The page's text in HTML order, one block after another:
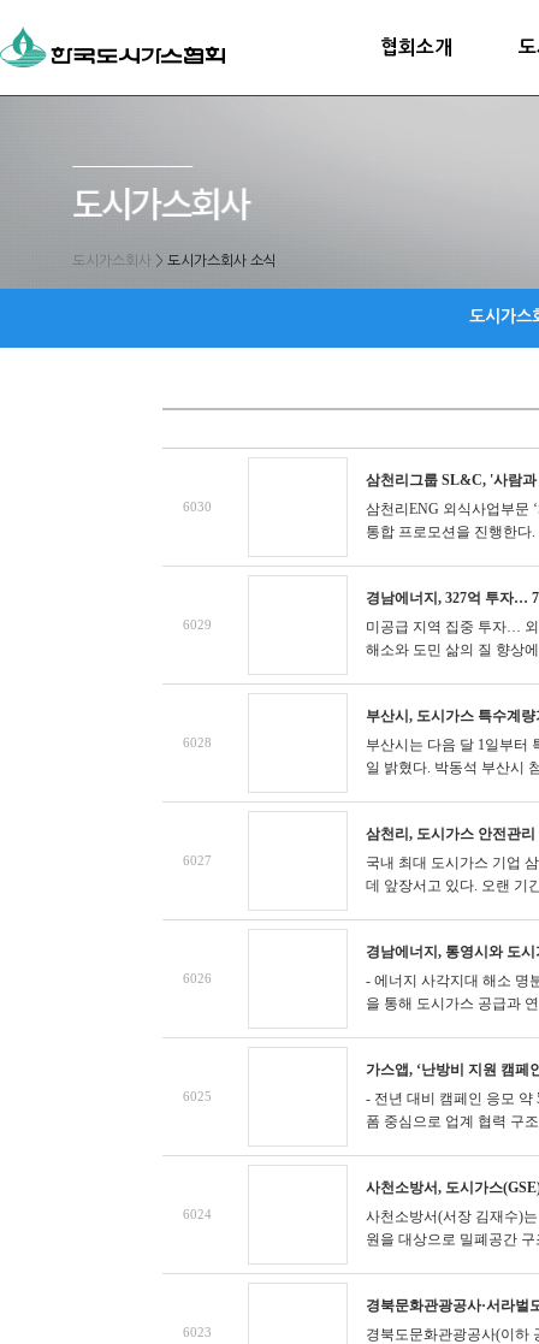
협회소개
도시가스회사 > 도시가스회사 소식
도시가스
6030
삼천리그룹 SL&C, '사람
삼천리ENG 외식사업부문
통합 프로모션을 진행한다.
6029
경남에너지, 327억 투자…
미공급 지역 집중 투자…
해소와 도민 삶의 질 향상
6028
부산시, 도시가스 특수계
부산시는 다음 달 1일부터
일 밝혔다. 박동석 부산시
6027
삼천리, 도시가스 안전관
국내 최대 도시가스 기업
데 앞장서고 있다. 오랜 기
6026
경남에너지, 통영시와 도
- 에너지 사각지대 해소
을 통해 도시가스 공급과
6025
가스앱, ‘난방비 지원 캠페
- 전년 대비 캠페인 응모
폼 중심으로 업계 협력 구
6024
사천소방서, 도시가스
사천소방서(서장 김재수)
원을 대상으로 밀폐공간
6023
경북문화관광공사·서라벌
경북도문화관광공사(이하